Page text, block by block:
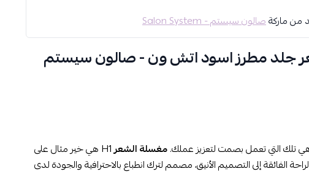
من ماركةصالون سيستم - Salon System
جلد مطرز اسود اتش ون - صالون سيستم
هي تلك التي تعمل بصمت لتعزيز عملك.مغسلة الشعر
H1 هي خير مثال على
الفائقة إلى التصميم الأنيق، مصمم لترك انطباع بالاحترافية والجودة لدى